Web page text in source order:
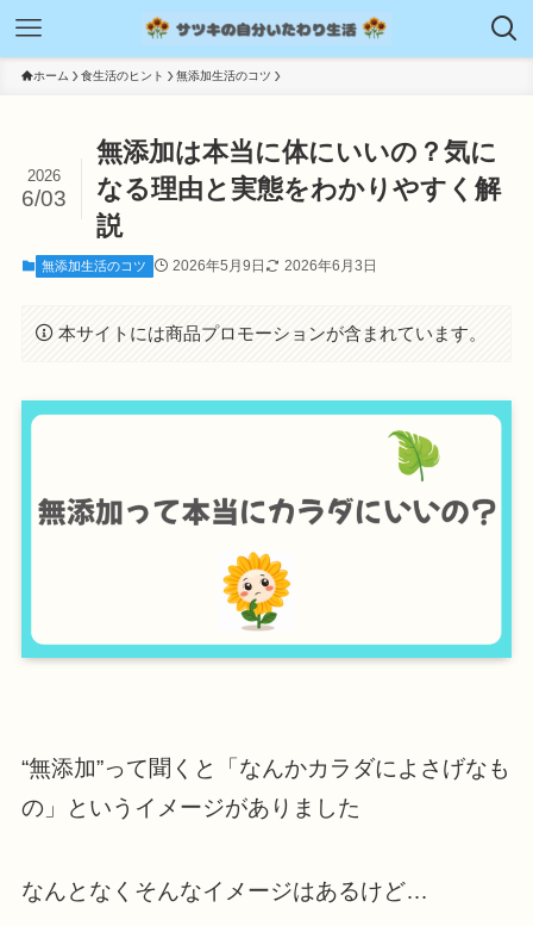
ホーム 食生活のヒント 無添加生活のコツ
無添加は本当に体にいいの？気に
なる理由と実態をわかりやすく解
説
2026
6/03
無添加生活のコツ 2026年5月9日 2026年6月3日
本サイトには商品プロモーションが含まれています。
“無添加”って聞くと「なんかカラダによさげなも
の」というイメージがありました
なんとなくそんなイメージはあるけど…